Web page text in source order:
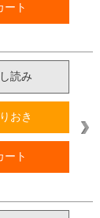
ート
読み
おき
ート